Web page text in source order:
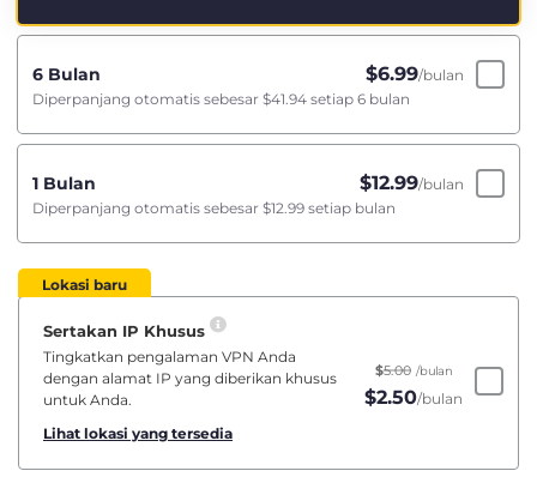
6 Bulan $6.99/bulan
Diperpanjang otomatis sebesar $41.94 setiap 6 bulan
1 Bulan $12.99/bulan
Diperpanjang otomatis sebesar $12.99 setiap bulan
Lokasi baru
Sertakan IP Khusus
Tingkatkan pengalaman VPN Anda
dengan alamat IP yang diberikan khusus
untuk Anda.
Lihat lokasi yang tersedia
$5.00 /bulan
$2.50/bulan